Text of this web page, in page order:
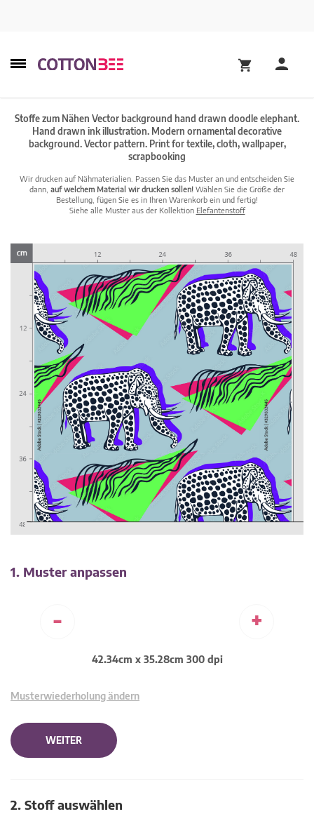
Stoffe zum Nähen Vector background hand drawn doodle elephant.
Hand drawn ink illustration. Modern ornamental decorative
background. Vector pattern. Print for textile, cloth, wallpaper,
scrapbooking
Wir drucken auf Nähmaterialien. Passen Sie das Muster an und entscheiden Sie
dann, auf welchem Material wir drucken sollen! Wählen Sie die Größe der
Bestellung, fügen Sie es in Ihren Warenkorb ein und fertig!
Siehe alle Muster aus der Kollektion Elefantenstoff
1. Muster anpassen
- +
42.34cm x 35.28cm 300 dpi
Musterwiederholung ändern
WEITER
2. Stoff auswählen